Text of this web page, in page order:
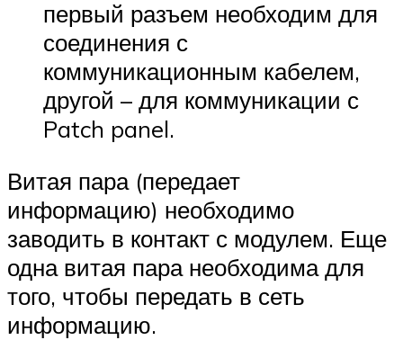
первый разъем необходим для
соединения с
коммуникационным кабелем,
другой – для коммуникации с
Patch panel.
Витая пара (передает
информацию) необходимо
заводить в контакт с модулем. Еще
одна витая пара необходима для
того, чтобы передать в сеть
информацию.